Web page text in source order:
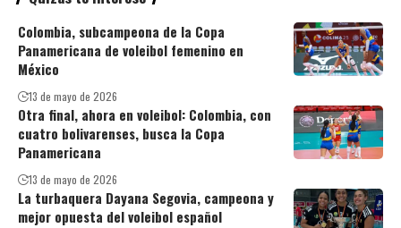
Colombia, subcampeona de la Copa
Panamericana de voleibol femenino en
México
13 de mayo de 2026
Otra final, ahora en voleibol: Colombia, con
cuatro bolivarenses, busca la Copa
Panamericana
13 de mayo de 2026
La turbaquera Dayana Segovia, campeona y
mejor opuesta del voleibol español